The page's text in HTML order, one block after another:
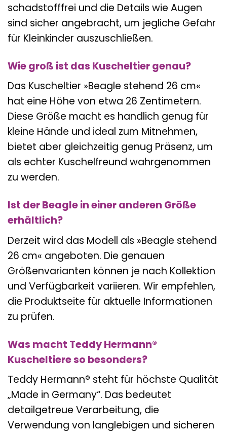
schadstofffrei und die Details wie Augen
sind sicher angebracht, um jegliche Gefahr
für Kleinkinder auszuschließen.
Wie groß ist das Kuscheltier genau?
Das Kuscheltier »Beagle stehend 26 cm«
hat eine Höhe von etwa 26 Zentimetern.
Diese Größe macht es handlich genug für
kleine Hände und ideal zum Mitnehmen,
bietet aber gleichzeitig genug Präsenz, um
als echter Kuschelfreund wahrgenommen
zu werden.
Ist der Beagle in einer anderen Größe
erhältlich?
Derzeit wird das Modell als »Beagle stehend
26 cm« angeboten. Die genauen
Größenvarianten können je nach Kollektion
und Verfügbarkeit variieren. Wir empfehlen,
die Produktseite für aktuelle Informationen
zu prüfen.
Was macht Teddy Hermann®
Kuscheltiere so besonders?
Teddy Hermann® steht für höchste Qualität
„Made in Germany“. Das bedeutet
detailgetreue Verarbeitung, die
Verwendung von langlebigen und sicheren